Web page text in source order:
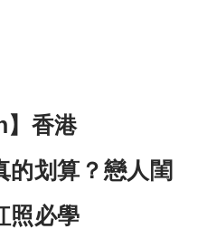
】香港
划算？戀人閨
照必學